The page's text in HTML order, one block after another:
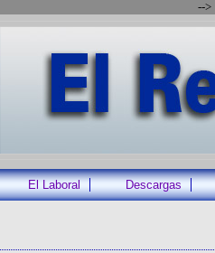
-->
El Laboral Descargas